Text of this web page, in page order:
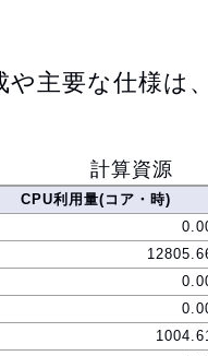
主要な仕様は
計算資源
CPU利用量(コア・時)